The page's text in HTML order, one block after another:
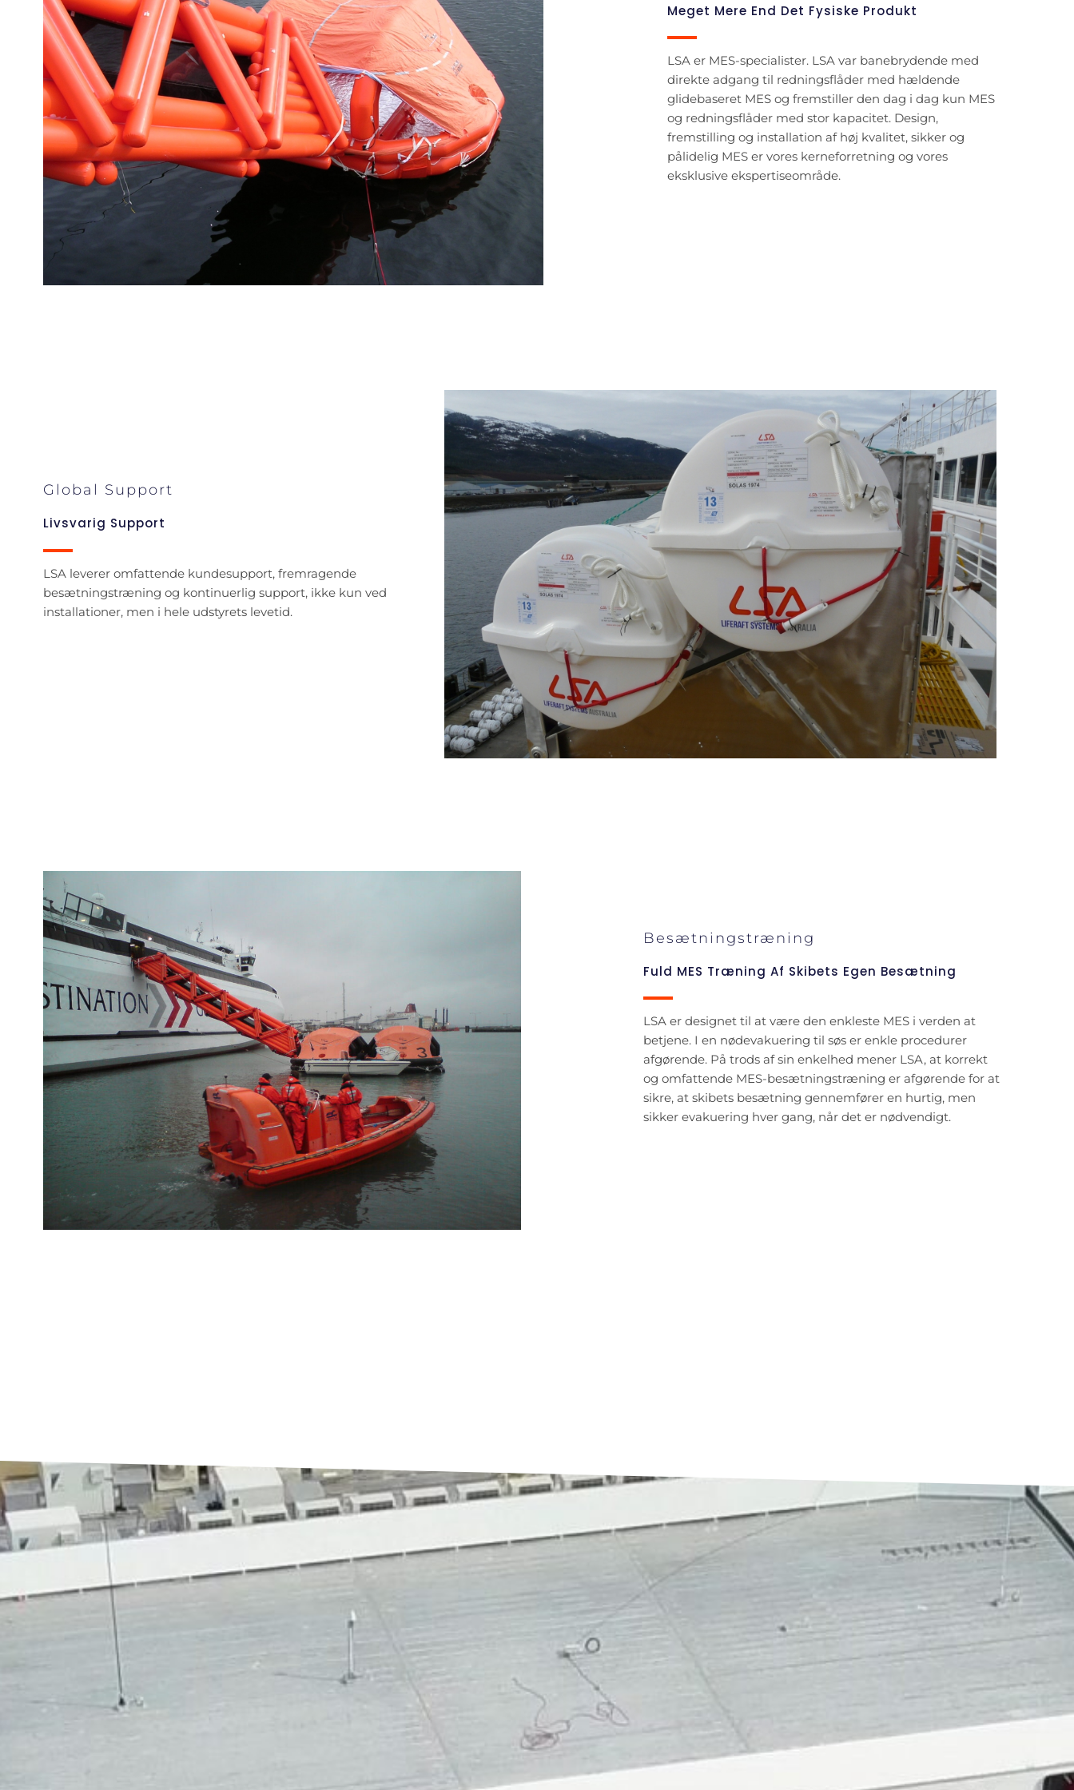
Meget Mere End Det Fysiske Produkt
LSA er MES-specialister. LSA var banebrydende med
direkte adgang til redningsflåder med hældende
glidebaseret MES og fremstiller den dag i dag kun MES
og redningsflåder med stor kapacitet. Design,
fremstilling og installation af høj kvalitet, sikker og
pålidelig MES er vores kerneforretning og vores
eksklusive ekspertiseområde.
Global Support
Livsvarig Support
LSA leverer omfattende kundesupport, fremragende
besætningstræning og kontinuerlig support, ikke kun ved
installationer, men i hele udstyrets levetid.
Besætningstræning
Fuld MES Træning Af Skibets Egen Besætning
LSA er designet til at være den enkleste MES i verden at
betjene. I en nødevakuering til søs er enkle procedurer
afgørende. På trods af sin enkelhed mener LSA, at korrekt
og omfattende MES-besætningstræning er afgørende for at
sikre, at skibets besætning gennemfører en hurtig, men
sikker evakuering hver gang, når det er nødvendigt.